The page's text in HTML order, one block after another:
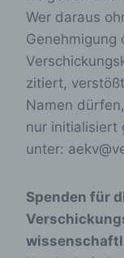
Wer daraus
Genehmigung
zitiert,
Namen
nur initialisiert
unter:
Spenden für